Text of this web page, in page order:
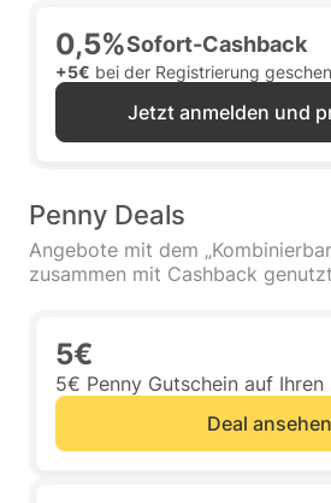
0,5%Sofort-Cashback
+5€ bei der Registrierung
Jetzt anmelden und
Penny Deals
Angebote mit dem
zusammen mit Cashback
5€
5€ Penny Gutschein auf
Deal ansehen